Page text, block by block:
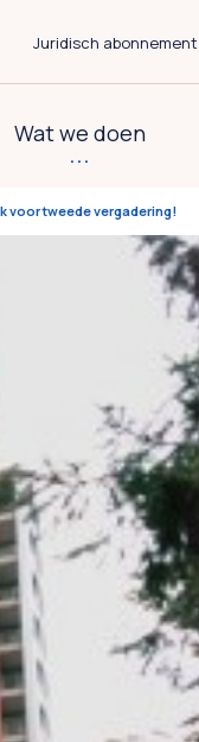
Juridisch abonnement
Wat we doen
voor tweede vergadering!